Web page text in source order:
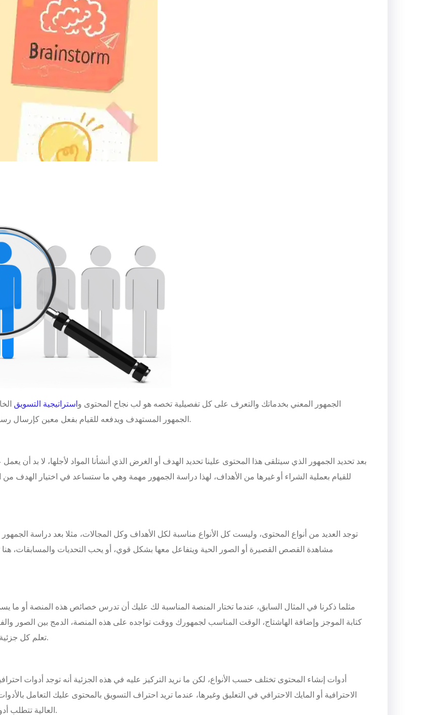
الجمهور المعني بخدماتك والتعرف على كل تفصيلية تخصه هو لب نجاح المحتوى و استراتيجية التسويق
الجمهور المستهدف ويدفعه للقيام بفعل معين كإرسال رسالة، أو تحميل الكتاب والتطبيق أو حتى المشاركة في النشر.
بعد تحديد الجمهور الذي سيتلقى هذا المحتوى علينا تحديد الهدف أو الغرض الذي أنشأنا المواد لأجلها، لا بد أن
للقيام بعملية الشراء أو غيرها من الأهداف، لهذا دراسة الجمهور مهمة وهي ما ستساعد في اختيار الهدف من
توجد العديد من أنواع المحتوى، وليست كل الأنواع مناسبة لكل الأهداف وكل المجالات، مثلا بعد دراسة
مشاهدة القصص القصيرة أو الصور الحية ويتفاعل معها بشكل قوي، أو يحب التحديات والمسابقات،
مثلما ذكرنا في المثال السابق، عندما تختار المنصة المناسبة لك عليك أن تدرس خصائص هذه المنصة أو ما
كتابة الموجز وإضافة الهاشتاج، الوقت المناسب لجمهورك ووقت تواجده على هذه المنصة، الدمج بين الصور
تعلم كل جزئية على هذه المنصة ومحاولة الاستفادة منها في نشر محتواك.
أدوات إنشاء المحتوى تختلف حسب الأنواع، لكن ما نريد التركيز عليه في هذه الجزئية أنه توجد أدوات
الاحترافية أو المايك الاحترافي في التعليق وغيرها، عندما تريد احتراف التسويق بالمحتوى عليك التعامل
العالية تتطلب أدوات وبرامج احترافية في نفس الوقت تتطلب فرق احترافية.